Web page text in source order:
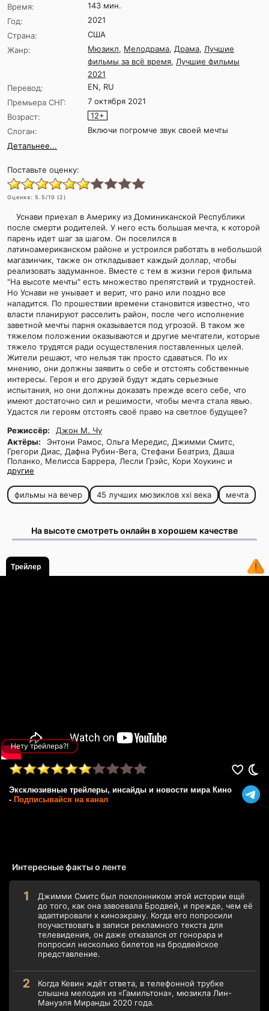
Время:
143 мин.
Год:
2021
Страна:
США
Жанр:
Мюзикл, Мелодрама, Драма, Лучшие
фильмы за всё время, Лучшие фильмы
2021
Перевод:
EN, RU
Премьера СНГ:
7 октября 2021
Возраст:
12+
Слоган:
Включи погромче звук своей мечты
Детальнее...
Поставьте оценку:
Оценка: 5.5/10 (2)
Уснави приехал в Америку из Доминиканской Республики
после смерти родителей. У него есть большая мечта, к которой
парень идет шаг за шагом. Он поселился в
латиноамериканском районе и устроился работать в небольшой
магазинчик, также он откладывает каждый доллар, чтобы
реализовать задуманное. Вместе с тем в жизни героя фильма
"На высоте мечты" есть множество препятствий и трудностей.
Но Уснави не унывает и верит, что рано или поздно все
наладится. По прошествии времени становится известно, что
власти планируют расселить район, после чего исполнение
заветной мечты парня оказывается под угрозой. В таком же
тяжелом положении оказываются и другие мечтатели, которые
тяжело трудятся ради осуществления поставленных целей.
Жители решают, что нельзя так просто сдаваться. По их
мнению, они должны заявить о себе и отстоять собственные
интересы. Героя и его друзей будут ждать серьезные
испытания, но они должны доказать прежде всего себе, что
имеют достаточно сил и решимости, чтобы мечта стала явью.
Удастся ли героям отстоять своё право на светлое будущее?
Режиссёр:
Джон М. Чу
Актёры:
Энтони Рамос, Ольга Мередис, Джимми Смитс,
Грегори Диас, Дафна Рубин-Вега, Стефани Беатриз, Даша
Поланко, Мелисса Баррера, Лесли Грэйс, Кори Хоукинс и
другие
фильмы на вечер 45 лучших мюзиклов xxi века мечта
На высоте смотреть онлайн в хорошем качестве
Трейлер
Нету трейлера?!
Эксклюзивные трейлеры, инсайды и новости мира Кино
- Подписывайся на канал
Интересные факты о ленте
Джимми Смитс был поклонником этой истории ещё
до того, как она завоевала Бродвей, и прежде, чем её
адаптировали к киноэкрану. Когда его попросили
поучаствовать в записи рекламного текста для
телевидения, он даже отказался от гонорара и
попросил несколько билетов на бродвейское
представление.
Когда Кевин ждёт ответа, в телефонной трубке
слышна мелодия из «Гамильтона», мюзикла Лин-
Мануэля Миранды 2020 года.